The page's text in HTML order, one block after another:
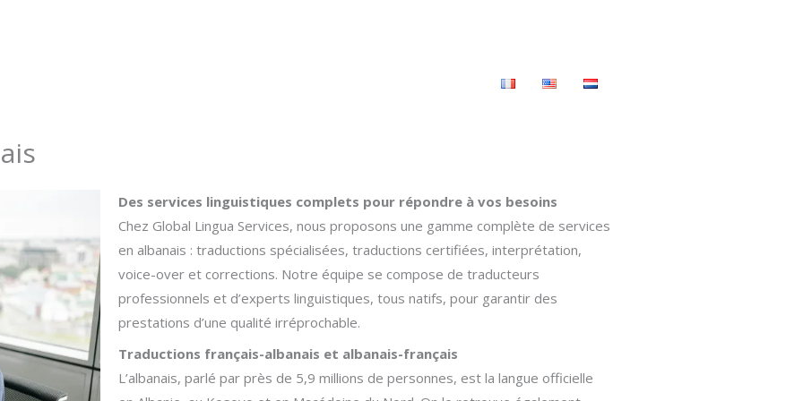
Des services linguistiques complets pour répondre à vos besoins
Chez Global Lingua Services, nous proposons une gamme complète de services
en albanais : traductions spécialisées, traductions certifiées, interprétation,
voice-over et corrections. Notre équipe se compose de traducteurs
professionnels et d’experts linguistiques, tous natifs, pour garantir des
prestations d’une qualité irréprochable.
Traductions français-albanais et albanais-français
L’albanais, parlé par près de 5,9 millions de personnes, est la langue officielle